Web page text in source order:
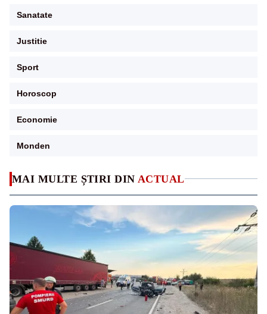
MAI MULTE ȘTIRI DIN ACTUAL
Sanatate
Justitie
Sport
Horoscop
Economie
Monden